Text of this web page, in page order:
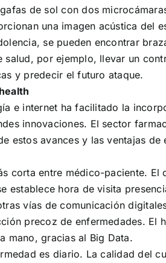
de sol con dos
una imagen acústica del
se pueden encontrar
salud, por ejemplo, llevar un
y predecir el futuro ataque.
e internet ha facilitado la
innovaciones. El sector
estos avances y las ventajas de
corta entre médico-paciente. El
establece hora de visita
vías de comunicación
precoz de enfermedades. El
mano, gracias al Big Data.
es diario. La calidad del